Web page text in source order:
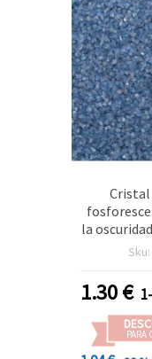
la
micro
para
geoda,
para
Sku:
1.30€
PARA